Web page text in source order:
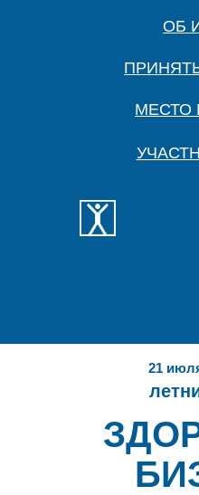
ОБ
МЕСТО
21